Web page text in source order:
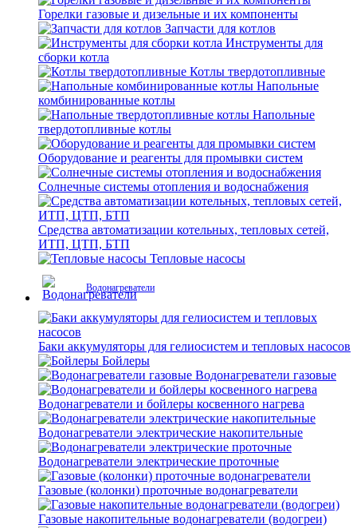
Горелки газовые и дизельные и их компоненты
Запчасти для котлов
Инструменты для
сборки котла
Котлы твердотопливные
Напольные
комбинированные котлы
Напольные
твердотопливные котлы
Оборудование и реагенты для промывки систем
Солнечные системы отопления и водоснабжения
Средства автоматизации котельных, тепловых сетей,
ИТП, ЦТП, БТП
Тепловые насосы
Водонагреватели
Баки аккумуляторы для гелиосистем и тепловых насосов
Бойлеры
Водонагреватели газовые
Водонагреватели и бойлеры косвенного нагрева
Водонагреватели электрические накопительные
Водонагреватели электрические проточные
Газовые (колонки) проточные водонагреватели
Газовые накопительные водонагреватели (водогреи)